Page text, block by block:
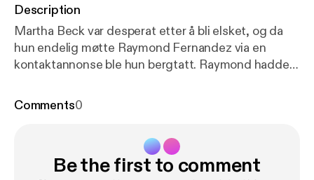
Description
Martha Beck var desperat etter å bli elsket, og da
hun endelig møtte Raymond Fernandez via en
kontaktannonse ble hun bergtatt. Raymond hadde
men Martha hadde flaks. Parets forskrudde
skrevet av Brage Polle Larssen. Opplest av Kristine
Rui Slettebakken Produsent: Anni Svensson Ostrø
Comments0
Be the first to comment